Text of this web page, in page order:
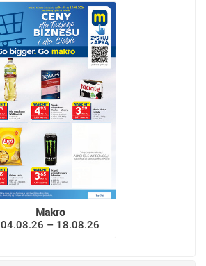
Makro
04.08.26 – 18.08.26